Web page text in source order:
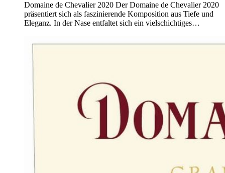
Domaine de Chevalier 2020 Der Domaine de Chevalier 2020
präsentiert sich als faszinierende Komposition aus Tiefe und
Eleganz. In der Nase entfaltet sich ein vielschichtiges…